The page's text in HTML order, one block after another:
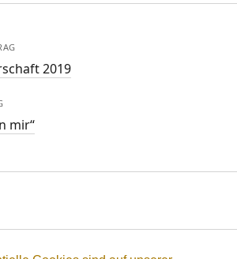
2019
mir“